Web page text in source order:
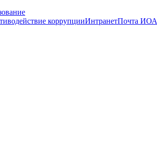
коррупцииИнтранетПочта ИОА